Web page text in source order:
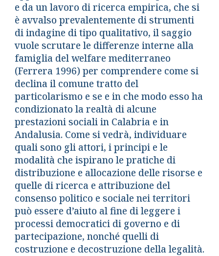
e da un lavoro di ricerca empirica, che si
è avvalso prevalentemente di strumenti
di indagine di tipo qualitativo, il saggio
vuole scrutare le differenze interne alla
famiglia del welfare mediterraneo
(Ferrera 1996) per comprendere come si
declina il comune tratto del
particolarismo e se e in che modo esso ha
condizionato la realtà di alcune
prestazioni sociali in Calabria e in
Andalusia. Come si vedrà, individuare
quali sono gli attori, i principi e le
modalità che ispirano le pratiche di
distribuzione e allocazione delle risorse e
quelle di ricerca e attribuzione del
consenso politico e sociale nei territori
può essere d’aiuto al fine di leggere i
processi democratici di governo e di
partecipazione, nonché quelli di
costruzione e decostruzione della legalità.